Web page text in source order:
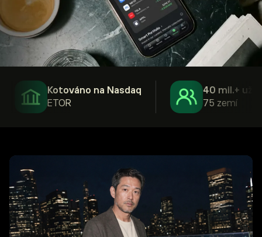
Kotováno na Nasdaq
ETOR
40 mil.+
75 zemí